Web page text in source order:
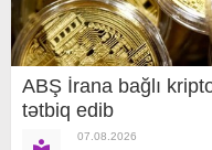
ABŞ İrana bağlı
tətbiq edib
07.08.2026